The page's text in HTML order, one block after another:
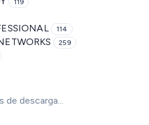
114
259
descarga...